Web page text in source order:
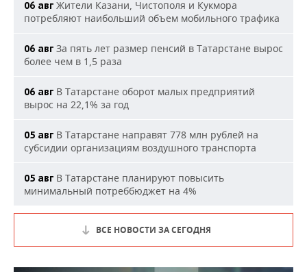
06 авг Жители Казани, Чистополя и Кукмора
потребляют наибольший объем мобильного трафика
06 авг За пять лет размер пенсий в Татарстане вырос
более чем в 1,5 раза
06 авг В Татарстане оборот малых предприятий
вырос на 22,1% за год
05 авг В Татарстане направят 778 млн рублей на
субсидии организациям воздушного транспорта
05 авг В Татарстане планируют повысить
минимальный потреббюджет на 4%
ВСЕ НОВОСТИ ЗА СЕГОДНЯ